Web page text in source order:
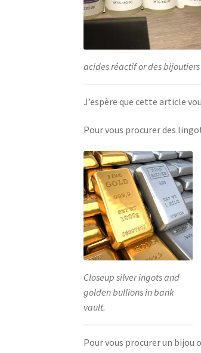
acides réactif or des bijoutiers
J’espère que cette article
Pour vous procurer des
Closeup silver ingots and
golden bullions in bank
vault.
Pour vous procurer un bijou